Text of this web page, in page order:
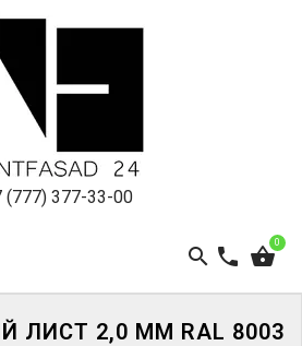
(777) 377-33-00
0
2,0 ММ RAL 8003